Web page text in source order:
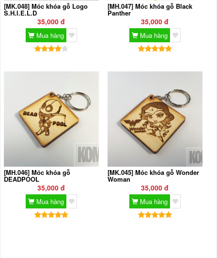
[MK.048] Móc khóa gỗ Logo
S.H.I.E.L.D
35,000 đ
Mua hàng
[MH.047] Móc khóa gỗ Black
Panther
35,000 đ
Mua hàng
[MH.046] Móc khóa gỗ
DEADPOOL
35,000 đ
Mua hàng
[MK.045] Móc khóa gỗ Wonder
Woman
35,000 đ
Mua hàng